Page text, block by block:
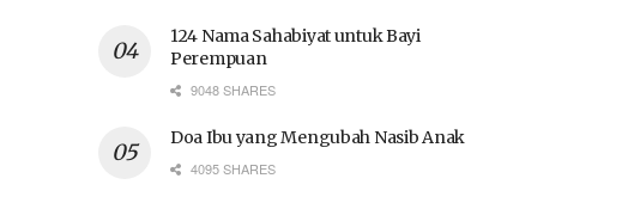
124 Nama Sahabiyat untuk Bayi
Perempuan
9048 SHARES
Doa Ibu yang Mengubah Nasib Anak
4095 SHARES